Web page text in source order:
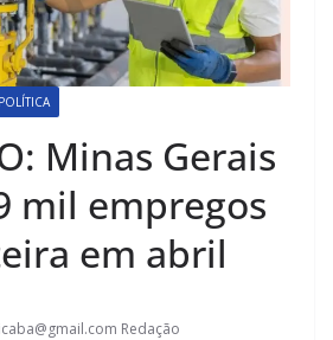
POLÍTICA
Minas Gerais
mil empregos
em abril
Redação